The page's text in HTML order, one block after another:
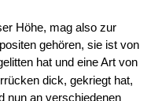
Höhe, mag also zur
gehören, sie ist von
hat und eine Art von
dick, gekriegt hat,
nun an verschiedenen